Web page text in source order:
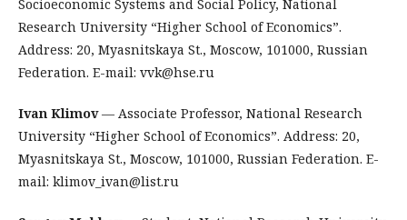
Socioeconomic Systems and Social Policy, National
Research University “Higher School of Economics”.
Address: 20, Myasnitskaya St., Moscow, 101000, Russian
Federation. E-mail: vvk@hse.ru
Ivan Klimov— Associate Professor, National Research
University “Higher School of Economics”. Address: 20,
Myasnitskaya St., Moscow, 101000, Russian Federation. E-
mail: klimov_ivan@list.ru